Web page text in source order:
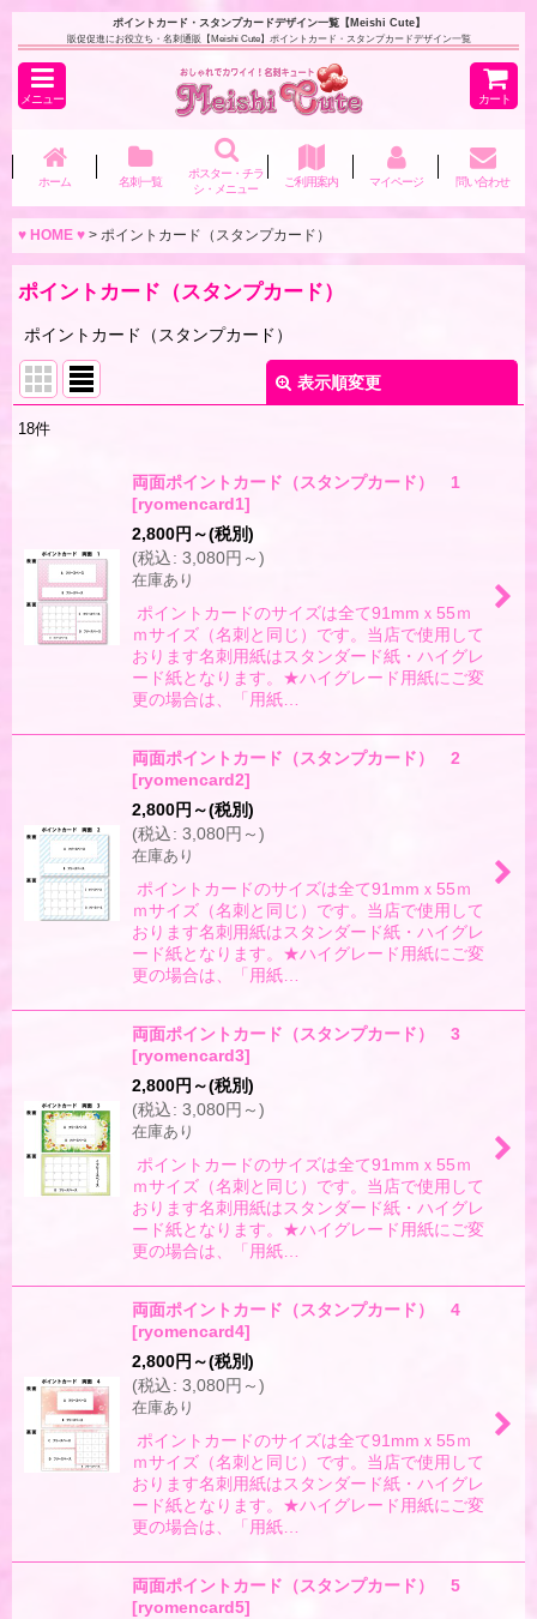
ポイントカード・スタンプカードデザイン一覧【Meishi Cute】
販促促進にお役立ち・名刺通販【Meishi Cute】ポイントカード・スタンプカードデザイン一覧
メニュー カート
ホーム 名刺一覧
ポスター・チラ
シ・メニュー
ご利用案内 マイページ 問い合わせ
♥ HOME ♥ > ポイントカード（スタンプカード）
ポイントカード（スタンプカード）
ポイントカード（スタンプカード）
表示順変更
サブカテゴリ
並び順:
絞り込む
18件
両面ポイントカード（スタンプカード） 1
[ryomencard1]
2,800円 ～(税別)
(税込: 3,080円 ～)
在庫あり
ポイントカードのサイズは全て91mmｘ55ｍ
ｍサイズ（名刺と同じ）です。当店で使用して
おります名刺用紙はスタンダード紙・ハイグレ
ード紙となります。★ハイグレード用紙にご変
更の場合は、「用紙…
両面ポイントカード（スタンプカード） 2
[ryomencard2]
2,800円 ～(税別)
(税込: 3,080円 ～)
在庫あり
ポイントカードのサイズは全て91mmｘ55ｍ
ｍサイズ（名刺と同じ）です。当店で使用して
おります名刺用紙はスタンダード紙・ハイグレ
ード紙となります。★ハイグレード用紙にご変
更の場合は、「用紙…
両面ポイントカード（スタンプカード） 3
[ryomencard3]
2,800円 ～(税別)
(税込: 3,080円 ～)
在庫あり
ポイントカードのサイズは全て91mmｘ55ｍ
ｍサイズ（名刺と同じ）です。当店で使用して
おります名刺用紙はスタンダード紙・ハイグレ
ード紙となります。★ハイグレード用紙にご変
更の場合は、「用紙…
両面ポイントカード（スタンプカード） 4
[ryomencard4]
2,800円 ～(税別)
(税込: 3,080円 ～)
在庫あり
ポイントカードのサイズは全て91mmｘ55ｍ
ｍサイズ（名刺と同じ）です。当店で使用して
おります名刺用紙はスタンダード紙・ハイグレ
ード紙となります。★ハイグレード用紙にご変
更の場合は、「用紙…
両面ポイントカード（スタンプカード） 5
[ryomencard5]